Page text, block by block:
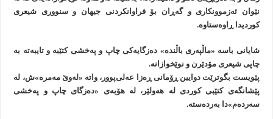
نێوان ئەزموونکاری و گەڕان بۆ فراوانکردنی جیهان و سنووری شیعری
کوردیدا ڕاوەستاوه.
شایانی باسه «ماڵپه‌ری باڵنده» ده‌زگایه‌کی چاپ و په‌خشی کتێبه و تایبه‌ته به
چاپی شیعری مۆدێرن و نوێخوازانه.
پێویست بگوترێت دوایین ڕۆمانی ڕەزا عەلی‌پوور، واته «لەوێ مەمرە»ش، لە
پێشانگەی کتێبی کوردی لە هەولێر، لە هۆبەی «دەزگای چاپ و پەخشی
سەردەم»دا بەرده‌سته.